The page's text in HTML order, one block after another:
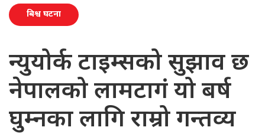
बिश्व घटना
न्युयोर्क टाइम्सको सुझाव छ
नेपालको लामटागं यो बर्ष
घुम्नका लागि राम्रो गन्तव्य